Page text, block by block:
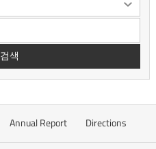
검색
Annual Report Directions